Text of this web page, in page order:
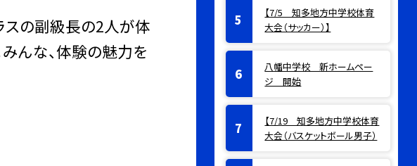
スの副級長の2人が体
んな、体験の魅力を
【7/5 知多地方中学校体育
大会（サッカー）】
八幡中学校 新ホームペー
ジ 開始
【7/19 知多地方中学校体育
大会（バスケットボール男子）